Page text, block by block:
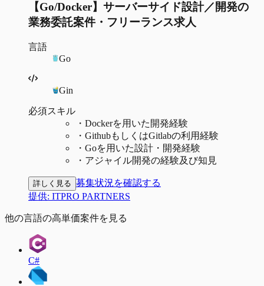
【Go/Docker】サーバーサイド設計／開発の
業務委託案件・フリーランス求人
言語
Go
Gin
必須スキル
・ Dockerを用いた開発経験
・ GithubもしくはGitlabの利用経験
・ Goを用いた設計・開発経験
・ アジャイル開発の経験及び知見
詳しく見る 募集状況を確認する
提供: ITPRO PARTNERS
他の言語の高単価案件を見る
C#